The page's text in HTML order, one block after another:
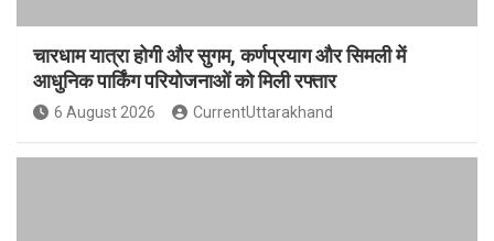
चारधाम यात्रा होगी और सुगम, कर्णप्रयाग और सिमली में
आधुनिक पार्किंग परियोजनाओं को मिली रफ्तार
6 August 2026 CurrentUttarakhand